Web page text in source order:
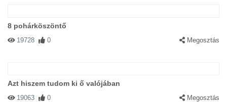
8 pohárköszöntő
19728 0 Megosztás
Azt hiszem tudom ki ő valójában
19063 0 Megosztás